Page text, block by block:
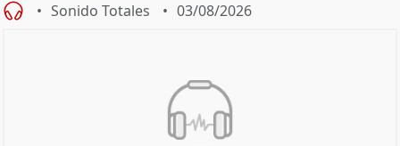
Sonido Totales 03/08/2026